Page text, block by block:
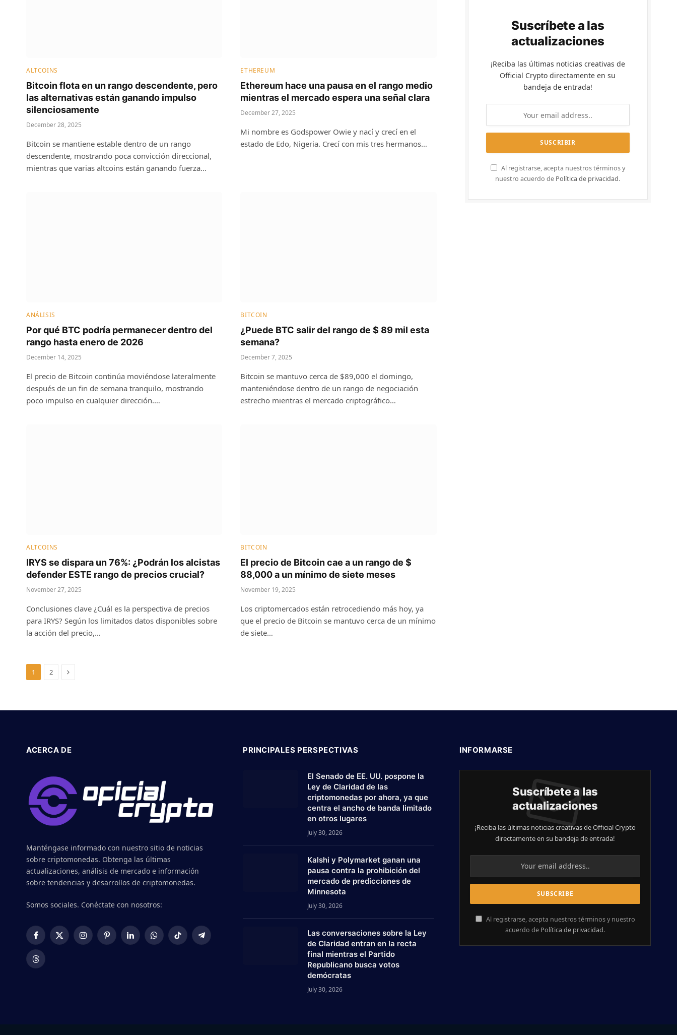
ALTCOINS
Bitcoin flota en un rango descendente, pero
las alternativas están ganando impulso
silenciosamente
December 28, 2025
Bitcoin se mantiene estable dentro de un rango
descendente, mostrando poca convicción direccional,
mientras que varias altcoins están ganando fuerza…
ETHEREUM
Ethereum hace una pausa en el rango medio
mientras el mercado espera una señal clara
December 27, 2025
Mi nombre es Godspower Owie y nací y crecí en el
estado de Edo, Nigeria. Crecí con mis tres hermanos…
ANÁLISIS
Por qué BTC podría permanecer dentro del
rango hasta enero de 2026
December 14, 2025
El precio de Bitcoin continúa moviéndose lateralmente
después de un fin de semana tranquilo, mostrando
poco impulso en cualquier dirección.…
BITCOIN
¿Puede BTC salir del rango de $ 89 mil esta
semana?
December 7, 2025
Bitcoin se mantuvo cerca de $89,000 el domingo,
manteniéndose dentro de un rango de negociación
estrecho mientras el mercado criptográfico…
ALTCOINS
IRYS se dispara un 76%: ¿Podrán los alcistas
defender ESTE rango de precios crucial?
November 27, 2025
Conclusiones clave ¿Cuál es la perspectiva de precios
para IRYS? Según los limitados datos disponibles sobre
la acción del precio,…
BITCOIN
El precio de Bitcoin cae a un rango de $
88,000 a un mínimo de siete meses
November 19, 2025
Los criptomercados están retrocediendo más hoy, ya
que el precio de Bitcoin se mantuvo cerca de un mínimo
de siete…
1 2 Next
Suscríbete a las
actualizaciones
¡Reciba las últimas noticias creativas de
Official Crypto directamente en su
bandeja de entrada!
Al registrarse, acepta nuestros términos y
nuestro acuerdo de Política de privacidad.
ACERCA DE
Manténgase informado con nuestro sitio de noticias
sobre criptomonedas. Obtenga las últimas
actualizaciones, análisis de mercado e información
sobre tendencias y desarrollos de criptomonedas.
Somos sociales. Conéctate con nosotros:
Facebook
X
InstagramPinterestLinkedInWhatsApp
TikTok Telegram
Threads
PRINCIPALES PERSPECTIVAS
El Senado de EE. UU. pospone la
Ley de Claridad de las
criptomonedas por ahora, ya que
centra el ancho de banda limitado
en otros lugares
July 30, 2026
Kalshi y Polymarket ganan una
pausa contra la prohibición del
mercado de predicciones de
Minnesota
July 30, 2026
Las conversaciones sobre la Ley
de Claridad entran en la recta
final mientras el Partido
Republicano busca votos
demócratas
July 30, 2026
INFORMARSE
Suscríbete a las
actualizaciones
¡Reciba las últimas noticias creativas de Official Crypto
directamente en su bandeja de entrada!
Al registrarse, acepta nuestros términos y nuestro
acuerdo de Política de privacidad.